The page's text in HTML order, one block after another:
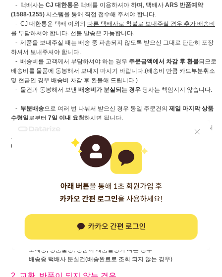
- 택배사는 CJ 대한통운 택배를 이용하셔야 하며, 택배사 ARS 반품예약
(1588-1255) 시스템을 통해 직접 접수해 주셔야 합니다.
- CJ 대한통운 택배 이외의 다른 택배사로 착불로 보내주실 경우 추가 배송비
를 부담하셔야 합니다. 선불 발송은 가능합니다.
- 제품을 보내주실 때는 배송 중 파손되지 않도록 받으신 그대로 단단히 포장
하셔서 보내주셔야 합니다.
- 배송비를 고객께서 부담하셔야 하는 경우 주문금액에서 차감 후 환불되므로
배송비를 물품에 동봉해서 보내지 마시기 바랍니다.(배송비 만큼 카드부분취소
및 현금인 경우 배송비 차감 후 환불해 드립니다.)
- 물건과 동봉해서 보낸 배송비가 분실되는 경우 당사는 책임지지 않습니다.
- 부분배송으로 여러 번 나눠서 받으신 경우 동일 주문건의 제일 마지막 상품
수령일로부터 7일 이내 요청하시면 됩니다.
(※ 반품시 부분배송으로 받으신 상품 전부를 하나의 포장(박스)에 담아서
보내주셔야 합니다. 분할 반품시 박스 수만큼 추가 배송비를 부담하셔야 합니
다.)
- 배송비 부담 주체는 아래와 같이 구분합니다.
사이즈가 안 맞거나, 색상이 마음에 들지 않으신 경우
실밥 일부 미제거된 경우, 새상품에서 나는 냄새등의 사유
배송완료 (배송완료로 조회되는 경우)후 분실건
(경비실에 맡긴 후 경비실 분실등)
[당사부담]
오배송, 상품불량, 상품이 제품설명과 다른 경우
배송중 택배사 분실건(배송완료로 조회 되지 않는 경우)